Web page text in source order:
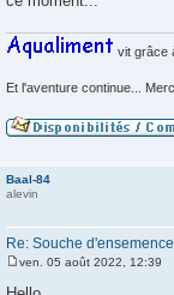
vit grâce
Et l'aventure continue...
Baal-84
alevin
Re: Souche
e
ven. 05 août 2022, 12:39